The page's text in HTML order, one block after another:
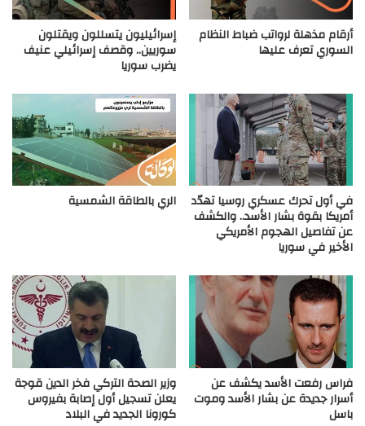
أرقام مذهلة لرواتب ضباط النظام
السوري تعرف عليها
إسرائيليون يتسللون ويقتلون
سوريين.. وقصف إسرائيلي عنيف
يضرب سوريا
في أول تحرك عسكري روسيا تهدّد
أمريكا بقوة بشار الأسد.. والكشف
عن تفاصيل الهجوم الأمريكي
الأخير في سوريا
الري بالطاقة الشمسية
فراس رفعت الأسد يكشف عن
أسرار جديدة عن بشار الأسد وموت
باسل
وزير الصحة التركي فخر الدين قوجة
يعلن تسجيل أول إصابة بفيروس
كورونا الجديد في البلاد